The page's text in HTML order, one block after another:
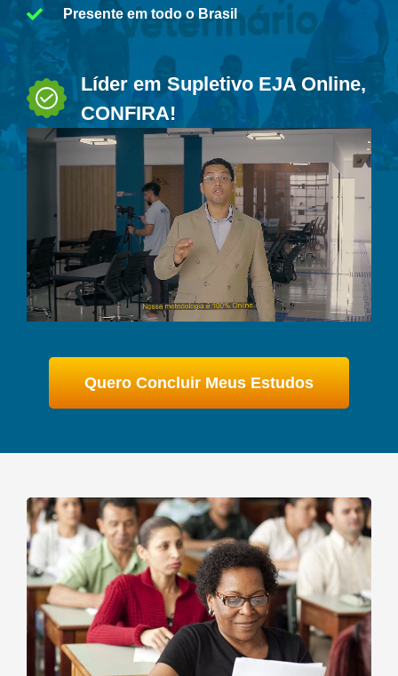
Presente em todo o Brasil
Líder em Supletivo EJA Online,
CONFIRA!
Quero Concluir Meus Estudos